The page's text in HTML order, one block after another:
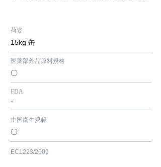
荷姿
​15kg 缶
​医薬部外品原料規格
〇
FDA
-
中国衛生規範
〇
EC1223/2009